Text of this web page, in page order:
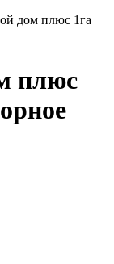
дом плюс 1га
плюс